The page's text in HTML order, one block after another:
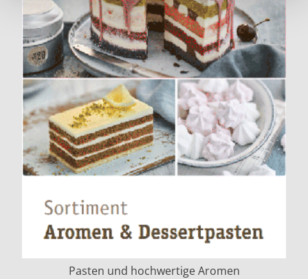
Pasten und hochwertige Aromen